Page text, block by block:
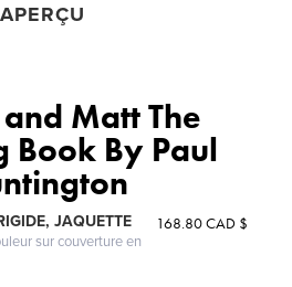
APERÇU
Matt The
Book By Paul
JAQUETTE
sur couverture en
168.80 CAD $